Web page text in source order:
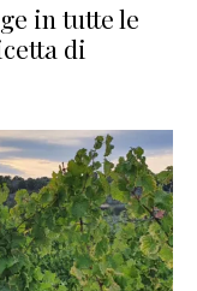
in tutte le
di